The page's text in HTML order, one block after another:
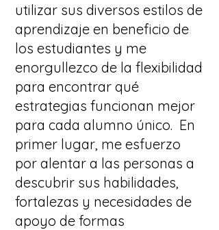
utilizar sus diversos estilos de
aprendizaje en beneficio de
los estudiantes y me
enorgullezco de la flexibilidad
para encontrar qué
estrategias funcionan mejor
para cada alumno único. En
primer lugar, me esfuerzo
por alentar a las personas a
descubrir sus habilidades,
fortalezas y necesidades de
apoyo de formas